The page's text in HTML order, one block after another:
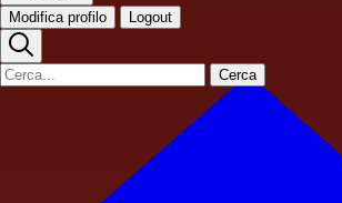
Modifica profilo Logout
Cerca